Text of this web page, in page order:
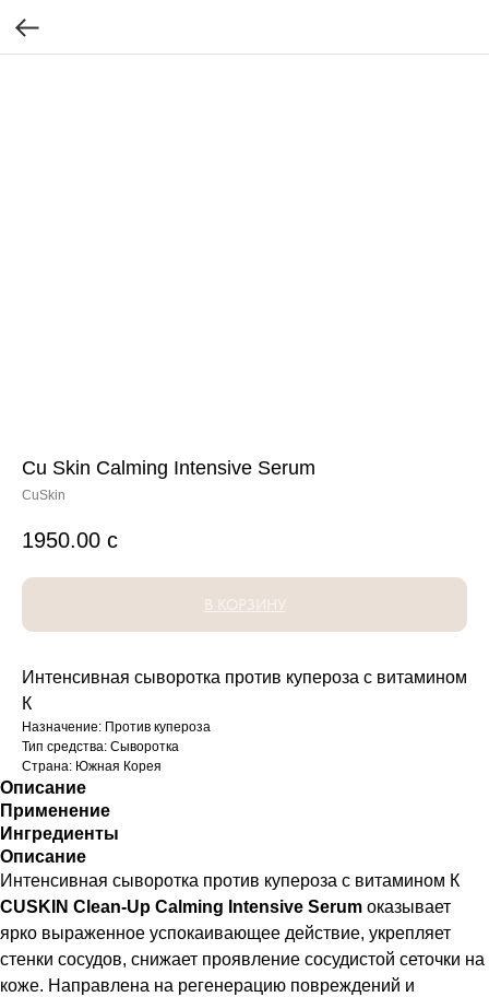
Cu Skin Calming Intensive Serum
CuSkin
1950.00 с
В КОРЗИНУ
Интенсивная сыворотка против купероза с витамином
К
Назначение: Против купероза
Тип средства: Сыворотка
Страна: Южная Корея
Описание
Применение
Ингредиенты
Описание
Интенсивная сыворотка против купероза с витамином К
CUSKIN Clean-Up Calming Intensive Serum оказывает
ярко выраженное успокаивающее действие, укрепляет
стенки сосудов, снижает проявление сосудистой сеточки на
коже. Направлена на регенерацию повреждений и